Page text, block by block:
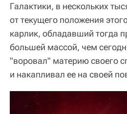
Галактики, в нескольких
от текущего положения
карлик, обладавший тогда
большей массой, чем
"воровал" материю своего
и накапливал ее на своей